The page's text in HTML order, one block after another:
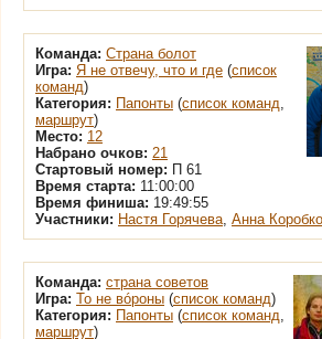
Команда: Страна болот
Игра: Я не отвечу, что и где (список
команд)
Категория: Папонты (список команд
маршрут)
Место: 12
Набрано очков: 21
Стартовый номер: П 61
Время старта: 11:00:00
Время финиша: 19:49:55
Участники: Настя Горячева Анна Коробко
Команда: страна советов
Игра: То не вóроны (список команд)
Категория: Папонты (список команд
маршрут)